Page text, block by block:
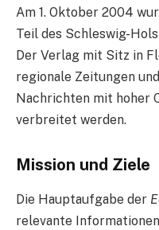
Am 1. Oktober 2004
Teil des Schleswig-
Der Verlag mit Sitz in
regionale Zeitungen
Nachrichten mit hoher
verbreitet werden.
Mission und Ziele
Die Hauptaufgabe der
relevante